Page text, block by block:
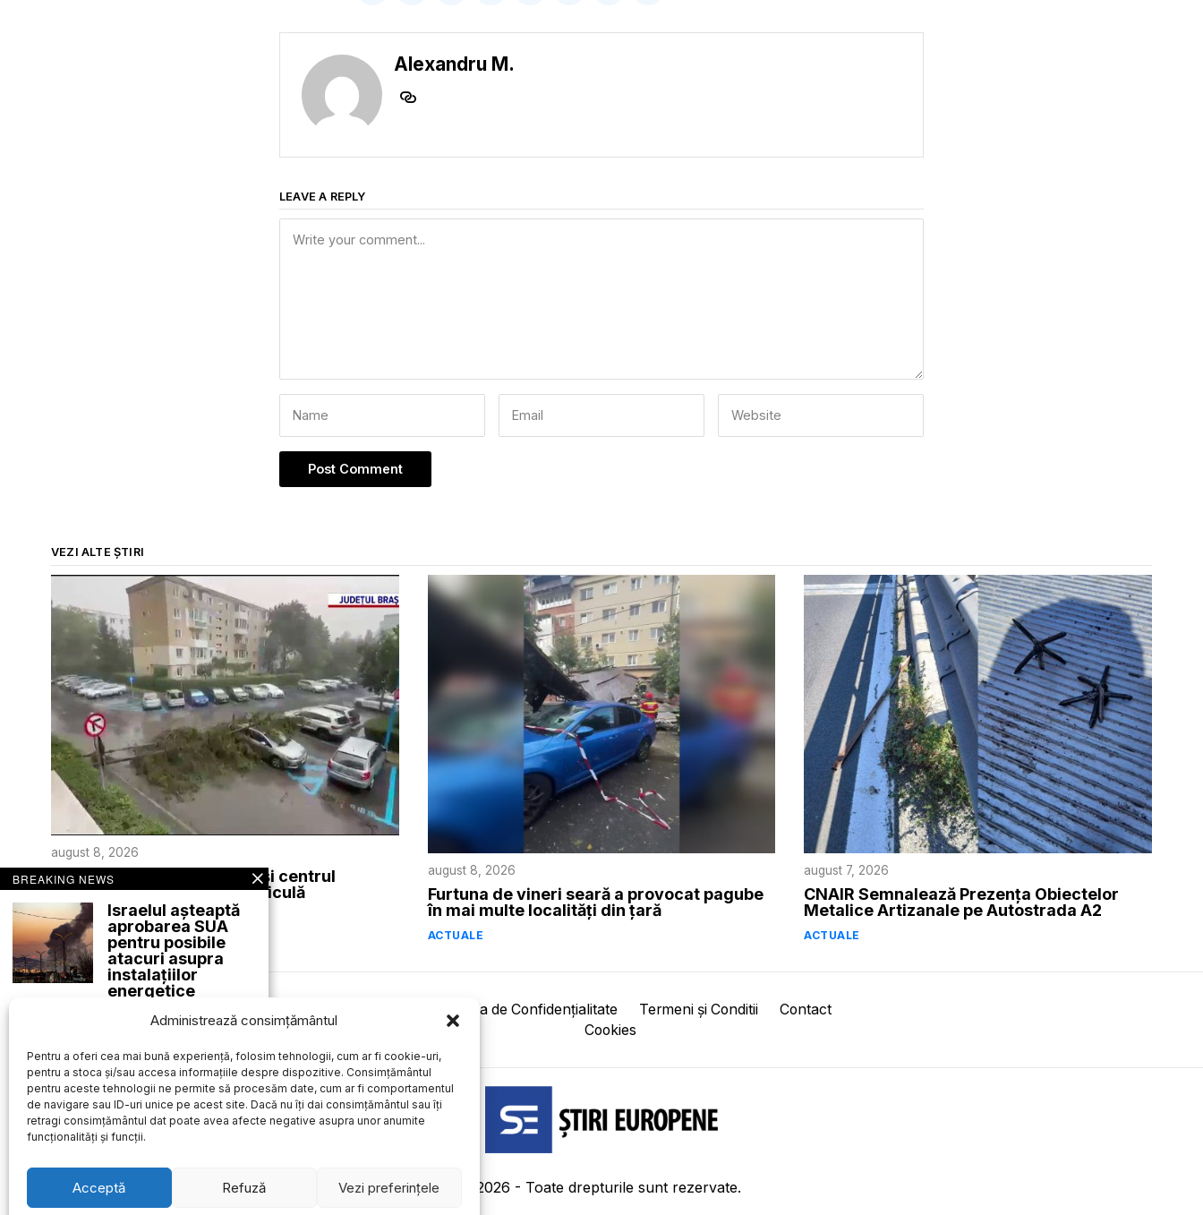
Administrează consimțământul
Pentru a oferi cea mai bună experiență, folosim tehnologii, cum ar fi cookie-uri,
pentru a stoca și/sau accesa informațiile despre dispozitive. Consimțământul
pentru aceste tehnologii ne permite să procesăm date, cum ar fi comportamentul
de navigare sau ID-uri unice pe acest site. Dacă nu îți dai consimțământul sau îți
retragi consimțământul dat poate avea afecte negative asupra unor anumite
funcționalități și funcții.
Acceptă Refuză Vezi preferințele
Alexandru M.
LEAVE A REPLY
VEZI ALTE ȘTIRI
august 8, 2026
Furtuni puternice în vestul și centrul
României după valul de caniculă
ACTUALE
august 8, 2026
Furtuna de vineri seară a provocat pagube
în mai multe localități din țară
ACTUALE
august 7, 2026
CNAIR Semnalează Prezența Obiectelor
Metalice Artizanale pe Autostrada A2
ACTUALE
Politica de Confidențialitate Termeni și Conditii
Contact
Cookies
2026 - Toate drepturile sunt rezervate.
BREAKING NEWS
Israelul așteaptă
aprobarea SUA
pentru posibile
atacuri asupra
instalațiilor
energetice
Un oficial israelian de
apărării a
Dezbateri
amânate la
Primăria Capitalei
privind proiectul
facturilor la apă
caldă și căldură
Marți, la Primăria Capitalei